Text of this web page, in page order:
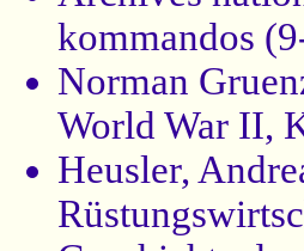
kommandos
Norman
World War II,
Heusler,